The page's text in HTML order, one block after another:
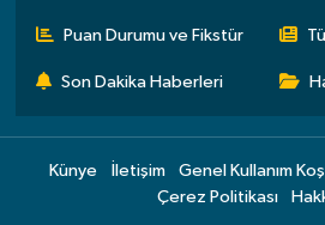
Puan Durumu ve Fikstür
Son Dakika Haberleri
Künye İletişim Genel Kullanım
Çerez Politikası